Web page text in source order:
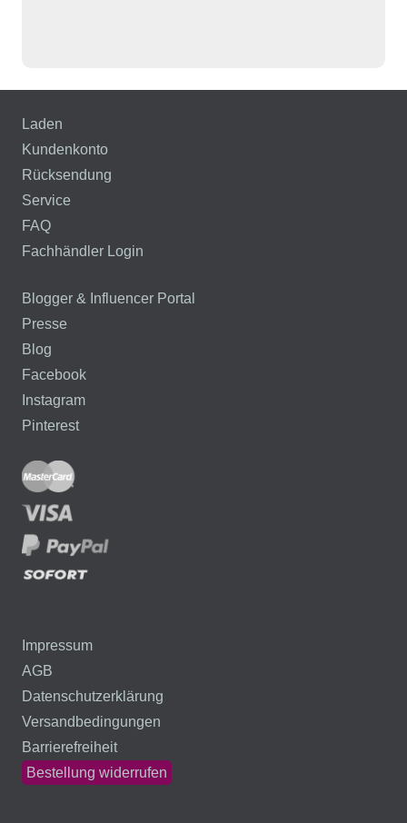
Laden
Kundenkonto
Rücksendung
Service
FAQ
Fachhändler Login
Blogger & Influencer Portal
Presse
Blog
Facebook
Instagram
Pinterest
Impressum
AGB
Datenschutzerklärung
Versandbedingungen
Barrierefreiheit
Bestellung widerrufen